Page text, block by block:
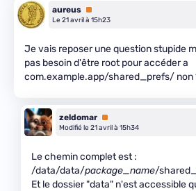
aureus Premium
Le 21 avril à 15h23
Je vais reposer une question stupide
pas besoin d'être root pour accéder a
com.example.app/shared_prefs/ non
zeldomar Premium
Modifié le 21 avril à 15h34
Le chemin complet est :
/data/data/package_name/
Et le dossier "data" n'est accessible